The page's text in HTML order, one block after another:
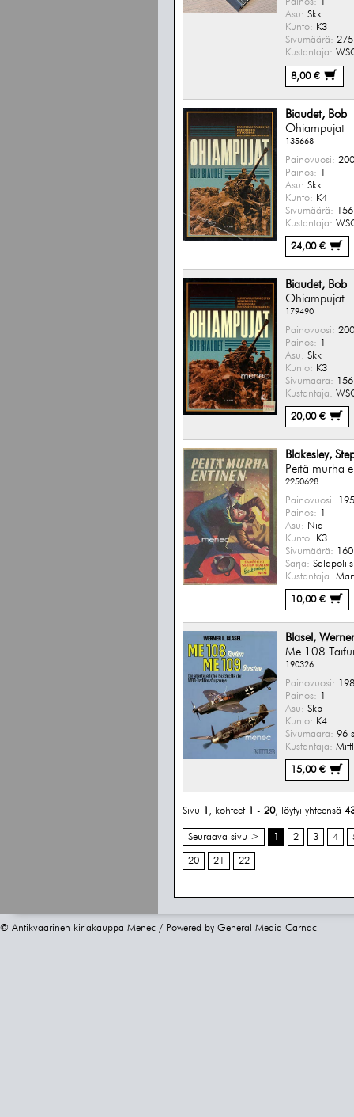
Painos:
Asu: Skk
Kunto: K3
Sivumäärä:
Kustantaja:
8,00 €
Biaudet, Bob
Ohiampujat
135668
Painovuosi:
Painos: 1
Asu: Skk
Kunto: K4
Sivumäärä:
Kustantaja:
24,00 €
Biaudet, Bob
Ohiampujat
179490
Painovuosi:
Painos: 1
Asu: Skk
Kunto: K3
Sivumäärä:
Kustantaja:
20,00 €
Blakesley,
Peitä murha
2250628
Painovuosi:
Painos: 1
Asu: Nid
Kunto: K3
Sivumäärä:
Sarja:
Kustantaja:
10,00 €
Blasel,
Me 108
190326
Painovuosi:
Painos:
Asu: Skp
Kunto: K4
Sivumäärä: 96
Kustantaja:
15,00 €
Sivu , kohteet - 20, löytyi yhteensä
Seuraava sivu > 2 3 4
20 21 22
© Antikvaarinen kirjakauppa Menec / Powered by General Media Carnac